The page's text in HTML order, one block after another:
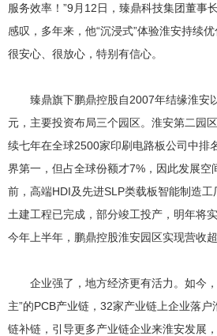
服务效率！”9月12日，臻鼎科技集团董事
感叹，多年来，他“沉浸式”体验淮安持续
很安心、很放心，特别有信心。
臻鼎旗下鹏鼎控股自2007年结缘淮安
元，主要投资布局三个园区。淮安第二园
续七年在全球2500家印刷电路板公司中排
界第一，但占全球份额才7%，因此发展空
前，高端HDI及先进SLP类载板智能制造
土建工程已完成，部分竣工投产，明年将
今年上半年，鹏鼎控股淮安园区实现营收
企业强了，地方经济更有活力。如今，
主”的PCB产业链，32家产业链上企业落户
链补链，引导更多产业链企业来淮安发展